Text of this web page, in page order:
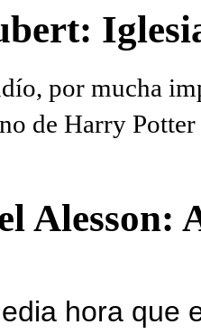
por mucha
de Harry
Alesson:
hora que